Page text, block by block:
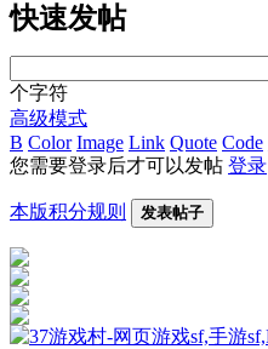
快速发帖
个字符
高级模式
B Color Image Link Quote Code
您需要登录后才可以发帖 登录
本版积分规则 发表帖子